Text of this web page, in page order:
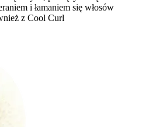
i łamaniem się włosów
z Cool Curl